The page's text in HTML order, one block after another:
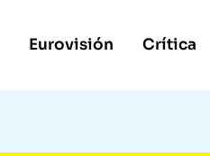
Eurovisión Crítica